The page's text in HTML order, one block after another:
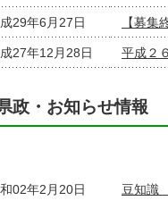
29年6月27日 【募集
27年12月28日 平成２
政・お知らせ情報
02年2月20日 豆知識